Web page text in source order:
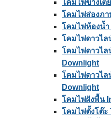
โคมไฟข้างเตี
โคมไฟส่องภ
โคมไฟห้องน้ำ
โคมไฟดาวไล
โคมไฟดาวไล
Downlight
โคมไฟดาวไล
Downlight
โคมไฟฝังพื้น
โคมไฟตั้งโต๊ะ